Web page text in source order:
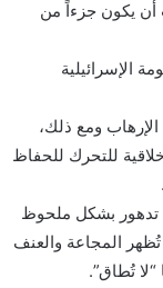
أن يكون جزءاً من
الإسرائيلية
ومع ذلك،
للتحرك للحفاظ
تدهور بشكل ملحوظ
المجاعة والعنف
تُطاق”.